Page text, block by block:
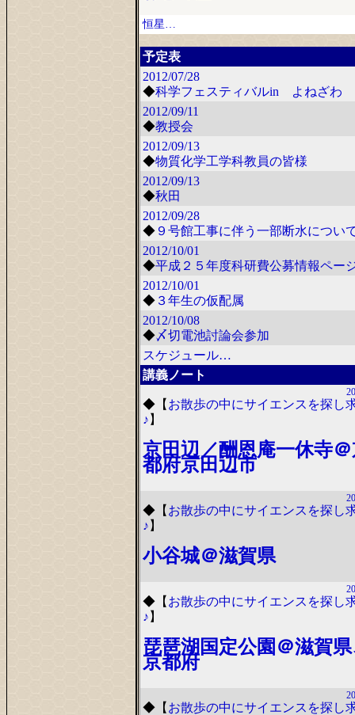
恒星…
予定表
2012/07/28
◆科学フェスティバルin よねざわ
2012/09/11
◆教授会
2012/09/13
◆物質化学工学科教員の皆様
2012/09/13
◆秋田
2012/09/28
◆ ９号館工事に伴う一部断水につい
2012/10/01
◆平成２５年度科研費公募情報ペー
2012/10/01
◆ ３年生の仮配属
2012/10/08
◆〆切電池討論会参加
スケジュール…
講義ノート
◆ 【 お散歩の中にサイエンスを探し
♪ 】
京田辺／酬恩庵一休寺
都府京田辺市
◆ 【 お散歩の中にサイエンスを探し
♪ 】
小谷城＠滋賀県
◆ 【 お散歩の中にサイエンスを探し
♪ 】
琵琶湖国定公園＠滋賀
京都府
◆ 【 お散歩の中にサイエンスを探し